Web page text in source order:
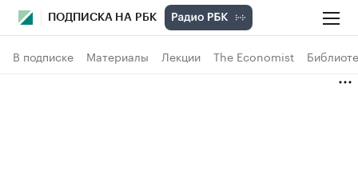
ПОДПИСКА НА РБК
В подписке Материалы Лекции The Economist